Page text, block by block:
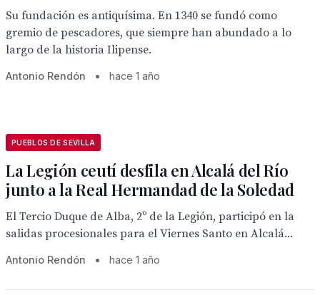
Su fundación es antiquísima. En 1340 se fundó como
gremio de pescadores, que siempre han abundado a lo
largo de la historia Ilipense.
Antonio Rendón • hace 1 año
PUEBLOS DE SEVILLA
La Legión ceutí desfila en Alcalá del Río
junto a la Real Hermandad de la Soledad
El Tercio Duque de Alba, 2º de la Legión, participó en la
salidas procesionales para el Viernes Santo en Alcalá...
Antonio Rendón • hace 1 año